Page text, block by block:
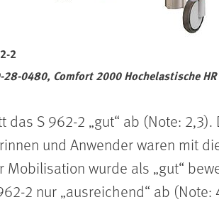
2
0480, Comfort 2000 Hochelastische
das S 962-2 „gut“ ab (Note:
und Anwender waren mit
Mobilisation wurde als „gut“
2 nur „ausreichend“ ab (Note: